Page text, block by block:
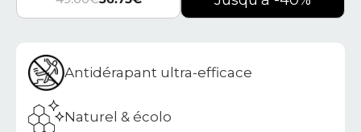
Le prix initial était : 49.00€.
Le prix actuel est : 36.75€.
Antidérapant ultra-efficace
Naturel & écolo